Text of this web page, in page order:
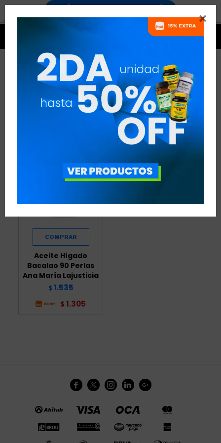

OMEGA ANA MARÍA LAJUSTICIA
ANA MARÍA LAJUSTICIA QUITAR FILTROS
RECOMENDADOS
Aceite Hígado
Bacalao 90 Perlas
Ana María Lajusticia
$ 1.535
$ 1.305
    